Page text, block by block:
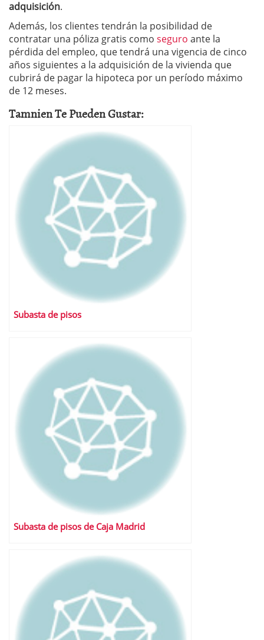
adquisición.
Además, los clientes tendrán la posibilidad de
contratar una póliza gratis como seguro ante la
pérdida del empleo, que tendrá una vigencia de cinco
años siguientes a la adquisición de la vivienda que
cubrirá de pagar la hipoteca por un período máximo
de 12 meses.
Tamnien Te Pueden Gustar:
Subasta de pisos
Subasta de pisos de Caja Madrid